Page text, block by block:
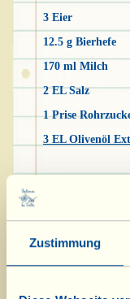
Zustimmung
3 Eier
12.5 g Bierhefe
170 ml Milch
2 EL Salz
1 Prise
3 EL Olivenöl
Mischen Sie
sorgfältig mit
Dann die
Töpfchen